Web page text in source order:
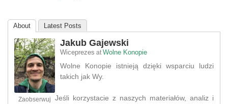
About Latest Posts
Zaobserwuj
Jakub Gajewski
Wiceprezes atWolne Konopie
Wolne Konopie istnieją dzięki wsparciu ludzi
takich jak Wy.
Jeśli korzystacie z naszych materiałów, analiz i